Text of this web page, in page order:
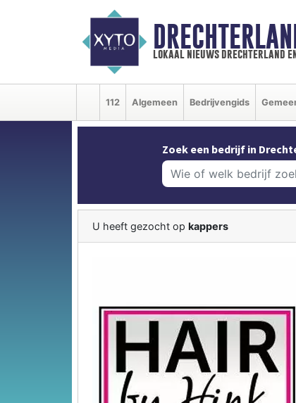
lokaal nieuws drechterland
112 Algemeen Bedrijvengids
Zoek een bedrijf in
U heeft gezocht op kappers